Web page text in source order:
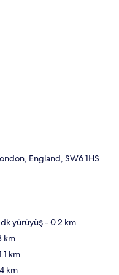
England, SW6 1HS
yürüyüş- 0.2 km
km
km
km